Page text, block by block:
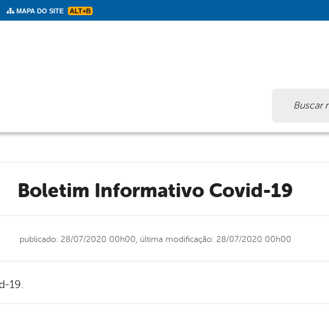
MAPA DO SITE ALT+B
Boletim Informativo Covid-19
publicado: 28/07/2020 00h00, última modificação: 28/07/2020 00h00
19.